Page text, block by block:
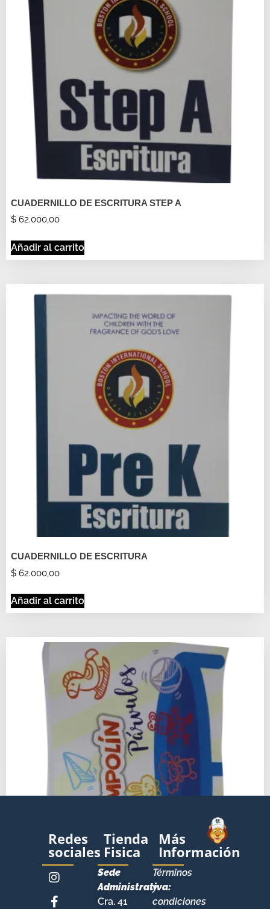
CUADERNILLO DE ESCRITURA STEP A
$ 62.000,00
Añadir al carrito
CUADERNILLO DE ESCRITURA
$ 62.000,00
Añadir al carrito
Redes
sociales
Tienda
Fisica
Sede
Administrativa:
Cra. 41
Más
Información
Términos
y
condiciones